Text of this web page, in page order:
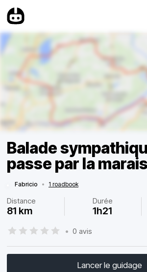
Balade
passe par la
Fabricio • 1 roadbook
Distance
81 km
Durée
1h21
• 0 avis
Lancer le guidage